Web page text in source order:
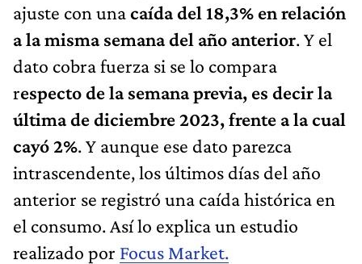
ajuste con unacaída del 18,3% en relación
a la misma semana del año anterior. Y el
dato cobra fuerza si se lo compara
respecto de la semana previa, es decir la
última de diciembre 2023, frente a la cual
cayó 2%. Y aunque ese dato parezca
intrascendente, los últimos días del año
anterior se registró una caída histórica en
el consumo. Así lo explica un estudio
realizado por Focus Market.